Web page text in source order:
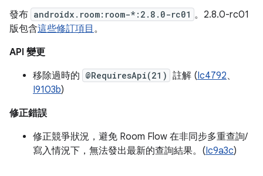
發布 androidx.room:room-*:2.8.0-rc01 。2.8.0-rc01
版包含這些修訂項目 。
API 變更
移除過時的 @RequiresApi(21) 註解 (Ic4792、
I9103b)
修正錯誤
修正競爭狀況，避免 Room Flow 在非同步多重查詢/
寫入情況下，無法發出最新的查詢結果。(Ic9a3c)